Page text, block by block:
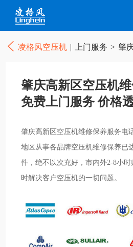
凌格风空压机 | 上门服务 > 肇
肇庆高新区空压机
免费上门服务 价格
肇庆高新区空压机维修保养服务电
地区从事各品牌空压机维修保养已
件，绝不以次充好，市内外2-8小
时解决客户空压机的一切问题。